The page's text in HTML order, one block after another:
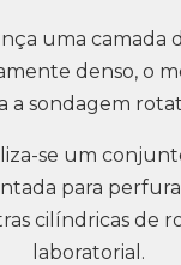
uma camada
denso, o
a sondagem
se um
para
cilíndricas de
laboratorial.